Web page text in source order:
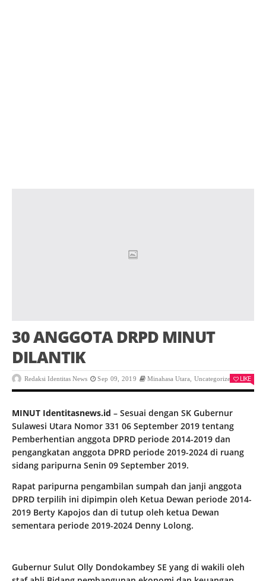
30 ANGGOTA DRPD MINUT
DILANTIK
Redaksi Identitas News Sep 09, 2019 Minahasa Utara Uncategorized 0
LIKE
MINUT Identitasnews.id – Sesuai dengan SK Gubernur
Sulawesi Utara Nomor 331 06 September 2019 tentang
Pemberhentian anggota DPRD periode 2014-2019 dan
pengangkatan anggota DPRD periode 2019-2024 di ruang
sidang paripurna Senin 09 September 2019.
Rapat paripurna pengambilan sumpah dan janji anggota
DPRD terpilih ini dipimpin oleh Ketua Dewan periode 2014-
2019 Berty Kapojos dan di tutup oleh ketua Dewan
sementara periode 2019-2024 Denny Lolong.
Gubernur Sulut Olly Dondokambey SE yang di wakili oleh